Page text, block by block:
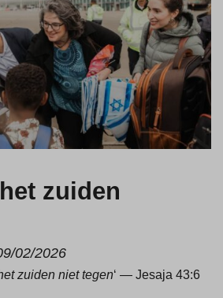
zuiden
02/2026
zuiden niet tegen‘ — Jesaja 43:6